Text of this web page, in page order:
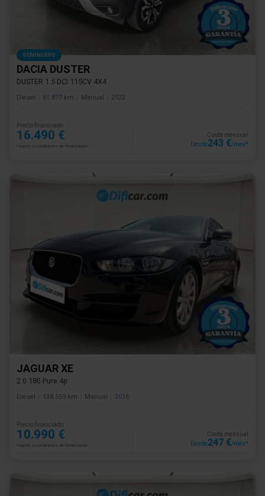
SEMINUEVO
DACIA DUSTER
DUSTER 1.5 DCI 115CV 4X4
Diesel 61.877 km Manual 2022
Precio financiado
16.490 €
*sujeto a condiciones de financiación
Cuota mensual
Desde243 €/mes*
JAGUAR XE
2.0 180 Pure 4p
Diesel 138.559 km Manual 2016
Precio financiado
10.990 €
*sujeto a condiciones de financiación
Cuota mensual
Desde247 €/mes*